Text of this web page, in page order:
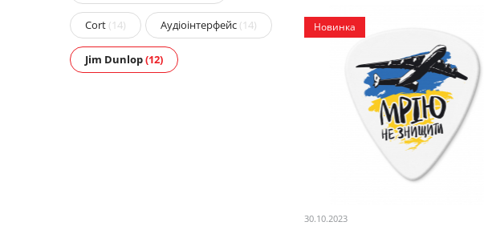
Cort (14) Аудіоінтерфейс (14)
Jim Dunlop(12)
Новинка
30.10.2023